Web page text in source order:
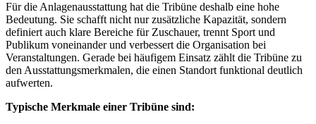
Für die Anlagenausstattung hat die Tribüne deshalb eine hohe
Bedeutung. Sie schafft nicht nur zusätzliche Kapazität, sondern
definiert auch klare Bereiche für Zuschauer, trennt Sport und
Publikum voneinander und verbessert die Organisation bei
Veranstaltungen. Gerade bei häufigem Einsatz zählt die Tribüne zu
den Ausstattungsmerkmalen, die einen Standort funktional deutlich
aufwerten.
Typische Merkmale einer Tribüne sind: